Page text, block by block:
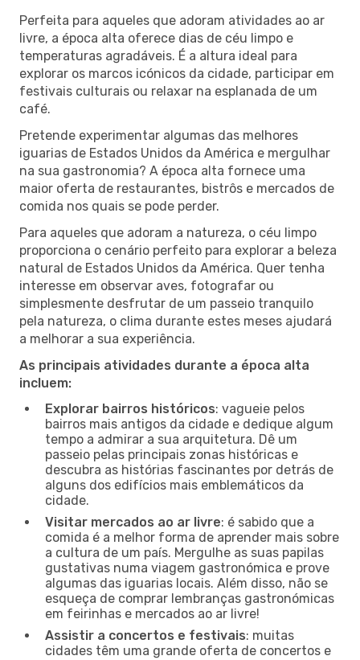
Perfeita para aqueles que adoram atividades ao ar
livre, a época alta oferece dias de céu limpo e
temperaturas agradáveis. É a altura ideal para
explorar os marcos icónicos da cidade, participar em
festivais culturais ou relaxar na esplanada de um
café.
Pretende experimentar algumas das melhores
iguarias de Estados Unidos da América e mergulhar
na sua gastronomia? A época alta fornece uma
maior oferta de restaurantes, bistrôs e mercados de
comida nos quais se pode perder.
Para aqueles que adoram a natureza, o céu limpo
proporciona o cenário perfeito para explorar a beleza
natural de Estados Unidos da América. Quer tenha
interesse em observar aves, fotografar ou
simplesmente desfrutar de um passeio tranquilo
pela natureza, o clima durante estes meses ajudará
a melhorar a sua experiência.
As principais atividades durante a época alta
incluem:
Explorar bairros históricos: vagueie pelos
bairros mais antigos da cidade e dedique algum
tempo a admirar a sua arquitetura. Dê um
passeio pelas principais zonas históricas e
descubra as histórias fascinantes por detrás de
alguns dos edifícios mais emblemáticos da
cidade.
Visitar mercados ao ar livre: é sabido que a
comida é a melhor forma de aprender mais sobre
a cultura de um país. Mergulhe as suas papilas
gustativas numa viagem gastronómica e prove
algumas das iguarias locais. Além disso, não se
esqueça de comprar lembranças gastronómicas
em feirinhas e mercados ao ar livre!
Assistir a concertos e festivais: muitas
cidades têm uma grande oferta de concertos e